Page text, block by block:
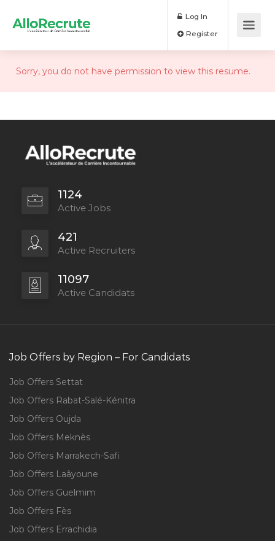
Log In
Sorry, you do not have permission to view this resume.
1124
Active Jobs
421
Active Recruiters
11097
Active Candidats
Job Offers by Region – For Candidats
Job Offers Settat
Job Offers Rabat-Salé-Kénitra
Job Offers Oujda
Job Offers Meknès
Job Offers Marrakech-Safi
Job Offers Laâyoune
Job Offers Guelmim
Job Offers Fès
Job Offers Errachidia